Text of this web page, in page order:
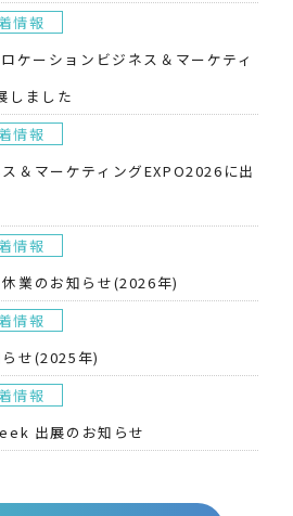
情報
ケーションビジネス＆マーケティ
しました
情報
＆マーケティングEXPO2026に出
情報
業のお知らせ(2026年)
情報
せ(2025年)
情報
出展のお知らせ